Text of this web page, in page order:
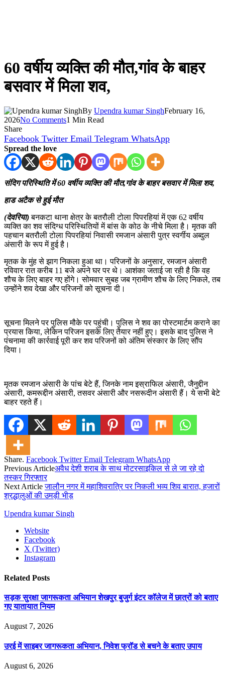
60 वर्षीय व्यक्ति की मौत,गांव के बाहर
बसवार में मिला शव,
By Upendra kumar SinghFebruary 16,
2026No Comments1 Min Read
Share
Facebook Twitter Email Telegram WhatsApp
Spread the love
संदिग परिस्थिति में 60 वर्षीय व्यक्ति की मौत,गांव के बाहर बसवार में मिला शव,
हाड अटैक से हुई मौत
(देवरिया)बनकटा थाना क्षेत्र के बतरौली टोला पिपरहियां में एक 62 वर्षीय
व्यक्ति का शव संदिग्ध परिस्थितियों में बांस के कोठ के नीचे मिला है। मृतक की
पहचान बतरौली टोला पिपरहियां निवासी रमजान अंसारी पुत्र स्वर्गीय अब्दुल
अंसारी के रूप में हुई है।
मृतक के मुंह से झाग निकला हुआ था। परिजनों के अनुसार, रमजान अंसारी
रविवार रात करीब 11 बजे अपने घर पर थे। आशंका जताई जा रही है कि वह
शौच के लिए बाहर गए होंगे। सोमवार सुबह जब ग्रामीण शौच के लिए निकले, तब
उन्होंने शव देखा और परिजनों को सूचना दी।
सूचना मिलने पर पुलिस मौके पर पहुंची। पुलिस ने शव का पोस्टमार्टम कराने का
प्रयास किया, लेकिन परिजन इसके लिए तैयार नहीं हुए। इसके बाद पुलिस ने
पंचनामा की कार्रवाई पूरी कर शव परिजनों को अंतिम संस्कार के लिए सौंप
दिया।
मृतक रमजान अंसारी के पांच बेटे हैं, जिनके नाम इस्राफिल अंसारी, जैनुद्दीन
अंसारी, कमरूद्दीन अंसारी, तसवर अंसारी और नसरूदीन अंसारी हैं। ये सभी बेटे
बाहर रहते हैं।
Share. Facebook Twitter Email Telegram WhatsApp
Previous Articleअवैध देशी शराब के साथ मोटरसाइकिल से ले जा रहे दो
तस्कर गिरफ्तार
Next Articleजालौन नगर में महाशिवरात्रि पर निकली भव्य शिव बारात, हजारों
श्रद्धालुओं की उमड़ी भीड़
Upendra kumar Singh
Website
Facebook
X (Twitter)
Instagram
Related Posts
सड़क सुरक्षा जागरूकता अभियान शेखपुर बुजुर्ग इंटर कॉलेज में छात्रों को बताए
गए यातायात नियम
August 7, 2026
उरई में साइबर जागरूकता अभियान, निवेश फ्रॉड से बचने के बताए उपाय
August 6, 2026